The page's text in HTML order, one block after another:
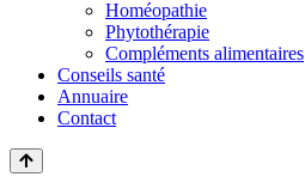
Homéopathie
Phytothérapie
Compléments alimentaires
Conseils santé
Annuaire
Contact